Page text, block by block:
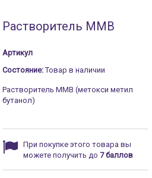
Растворитель MMB
Артикул
Состояние: Товар в наличии
Растворитель MMB (метокси метил
бутанол)
При покупке этого товара вы
можете получить до7баллов